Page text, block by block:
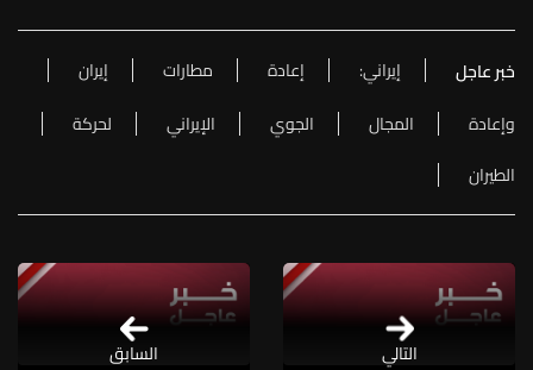
خبر عاجل إيراني: إعادة مطارات
إيران
وإعادة
المجال الجوي الإيراني
لحركة
الطيران
التالي السابق